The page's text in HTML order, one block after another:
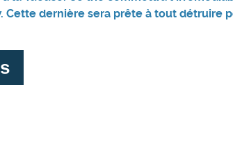
Cette dernière sera prête à tout détruire